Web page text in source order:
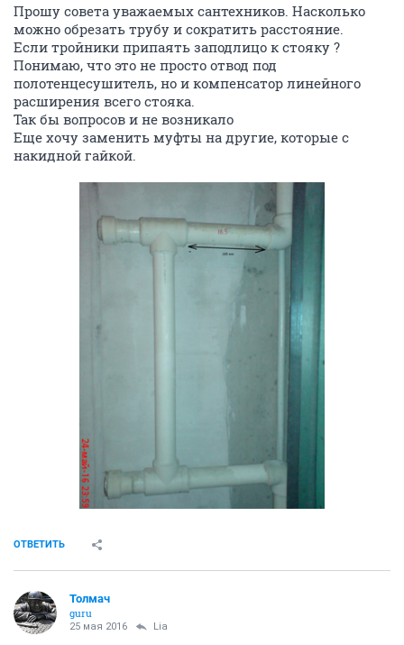
Прошу совета уважаемых сантехников. Насколько
можно обрезать трубу и сократить расстояние.
Если тройники припаять заподлицо к стояку ?
Понимаю, что это не просто отвод под
полотенцесушитель, но и компенсатор линейного
расширения всего стояка.
Так бы вопросов и не возникало
Еще хочу заменить муфты на другие, которые с
накидной гайкой.
ОТВЕТИТЬ
Толмач
guru
25 мая 2016 Lia